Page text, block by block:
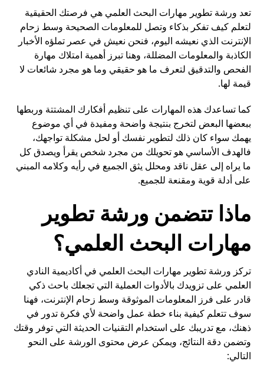
تعد ورشة تطوير مهارات البحث العلمي هي فرصتك الحقيقية
لتعلم كيف تفكر بذكاء وتصل للمعلومات الصحيحة وسط زحام
الإنترنت الذي نعيشه اليوم، فنحن نعيش في عصر تملؤه الأخبار
الكاذبة والمعلومات المضللة، وهنا تبرز أهمية امتلاك مهارة
الفحص والتدقيق لتعرف ما هو حقيقي وما هو مجرد شائعات لا
قيمة لها.
كما تساعدك هذه المهارات على تنظيم أفكارك المشتتة وربطها
ببعضها البعض لتخرج بنتيجة واضحة ومفيدة في أي موضوع
يهمك سواء كان ذلك لتطوير نفسك أو لحل مشكلة تواجهك،
فالهدف الأساسي هو تحويلك من مجرد شخص يقرأ ويصدق كل
ما يراه إلى عقل ناقد ومحلل يثق الجميع في رأيه وكلامه المبني
على أدلة قوية ومقنعة للجميع.
ماذا تتضمن ورشة تطوير
مهارات البحث العلمي؟
تركز ورشة تطوير مهارات البحث العلمي في أكاديمية النادي
العلمي على تزويدك بالأدوات العملية التي تجعلك باحث ذكي
قادر على فرز المعلومات الموثوقة وسط زحام الإنترنت، فهنا
سوف تتعلم كيفية بناء خطة عمل واضحة لأي فكرة تدور في
ذهنك، مع تدريبك على استخدام التقنيات الحديثة التي توفر وقتك
وتضمن دقة النتائج، ويمكن عرض محتوى الورشة على النحو
التالي: